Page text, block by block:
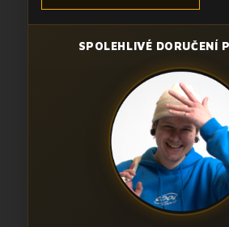
SPOLEHLIVÉ DORUČENÍ